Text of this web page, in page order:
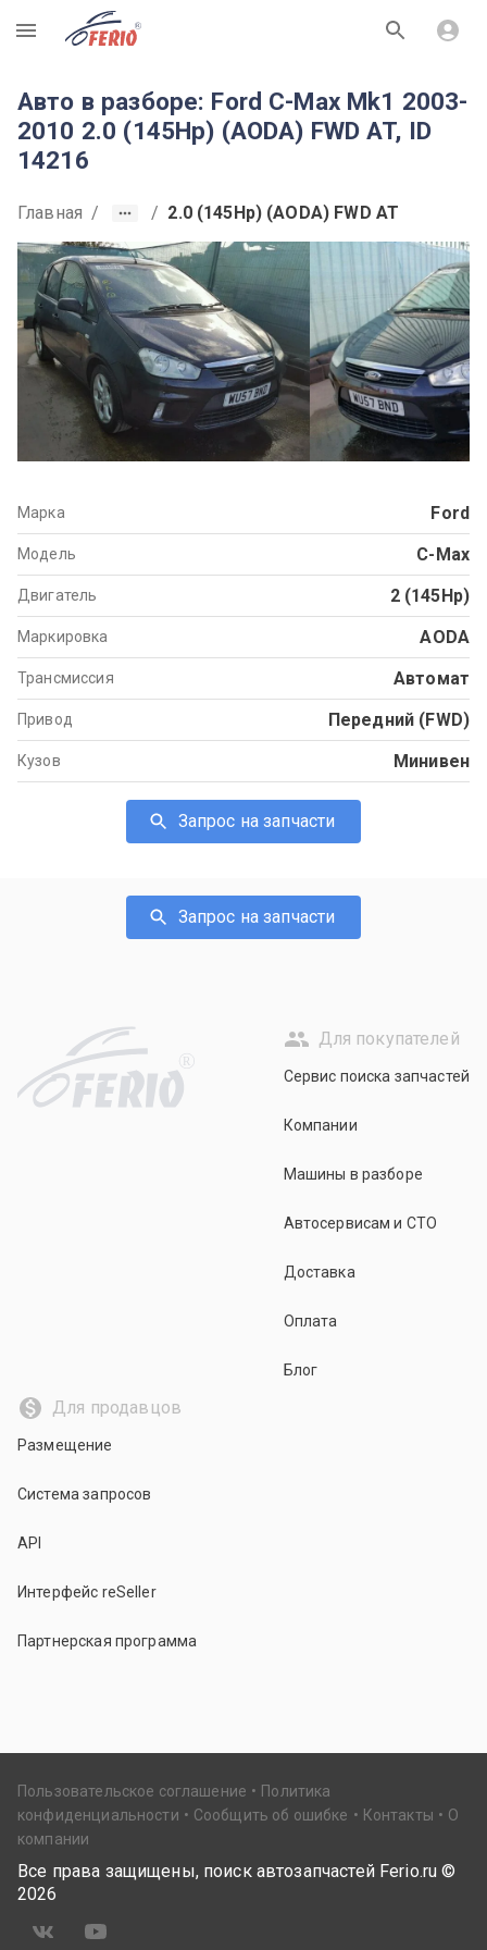
R
Авто в разборе: Ford C-Max Mk1 2003-
2010 2.0 (145Hp) (AODA) FWD AT, ID
14216
Главная / / 2.0 (145Hp) (AODA) FWD AT
Марка Ford
Модель C-Max
Двигатель 2 (145Hp)
Маркировка AODA
Трансмиссия Автомат
Привод Передний (FWD)
Кузов Минивен
Запрос на запчасти
Запрос на запчасти
R
Для покупателей
Сервис поиска запчастей
Компании
Машины в разборе
Автосервисам и СТО
Доставка
Оплата
Блог
Для продавцов
Размещение
Система запросов
API
Интерфейс reSeller
Партнерская программа
Пользовательское соглашение
Политика
конфиденциальности
Сообщить об ошибке Контакты
О
компании
Все права защищены, поиск автозапчастей Ferio.ru ©
2026